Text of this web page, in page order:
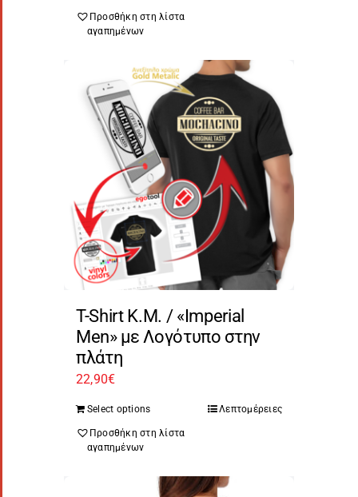
Προσθήκη στη λίστα
αγαπημένων
T-Shirt Κ.Μ. / «Imperial
Men» με Λογότυπο στην
πλάτη
22,90€
Select options Λεπτομέρειες
Προσθήκη στη λίστα
αγαπημένων